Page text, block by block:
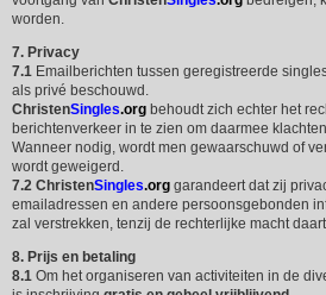
worden.
7. Privacy
7.1 Emailberichten tussen geregistreerde
als privé beschouwd.
ChristenSingles.org behoudt zich echter het
berichtenverkeer in te zien om daarmee
Wanneer nodig, wordt men gewaarschuwd of
wordt geweigerd.
7.2 ChristenSingles.org garandeert dat zij
emailadressen en andere persoonsgebonden
zal verstrekken, tenzij de rechterlijke macht
8. Prijs en betaling
8.1 Om het organiseren van activiteiten in de